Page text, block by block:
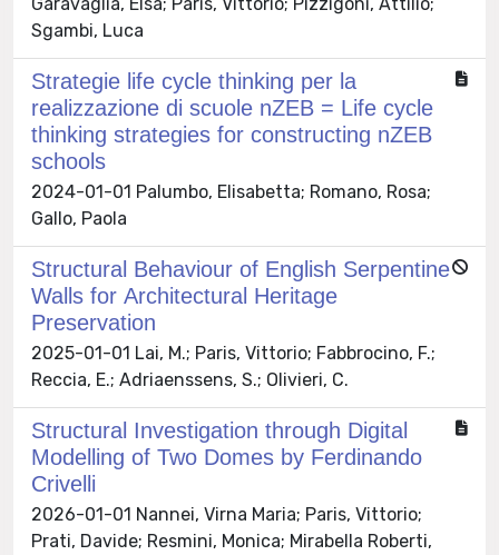
Sgambi, Luca
Strategie life cycle thinking per la
realizzazione di scuole nZEB = Life cycle
thinking strategies for constructing nZEB
schools
2024-01-01 Palumbo, Elisabetta; Romano, Rosa;
Gallo, Paola
Structural Behaviour of English Serpentine
Walls for Architectural Heritage
Preservation
2025-01-01 Lai, M.; Paris, Vittorio; Fabbrocino, F.;
Reccia, E.; Adriaenssens, S.; Olivieri, C.
Structural Investigation through Digital
Modelling of Two Domes by Ferdinando
Crivelli
2026-01-01 Nannei, Virna Maria; Paris, Vittorio;
Prati, Davide; Resmini, Monica; Mirabella Roberti,